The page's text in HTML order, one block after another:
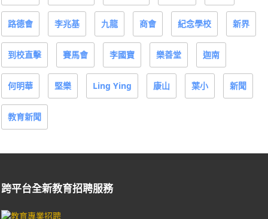
路德會 李兆基 九龍 商會 紀念學校 新界
到校直擊 賽馬會 李國寶 樂善堂 迦南
何明華 堅樂 Ling Ying 康山 葉小 新聞
教育新聞
跨平台全新教育招聘服務